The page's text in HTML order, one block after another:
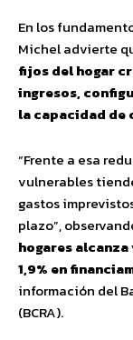
En los
Michel advierte
fijos del hogar
ingresos,
la capacidad de
“Frente a esa
vulnerables
gastos
plazo”,
hogares
1,9% en
información del
(BCRA).